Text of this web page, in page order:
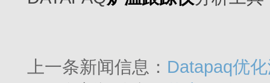
上一条新闻信息： Datapaq优